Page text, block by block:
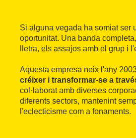
Si alguna vegada ha somiat ser
oportunitat. Una banda
lletra, els assajos amb el grup i
Aquesta empresa neix l'any
créixer i transformar-se a
col·laborat amb diverses
diferents sectors, mantenint
l'eclecticisme com a fonaments.